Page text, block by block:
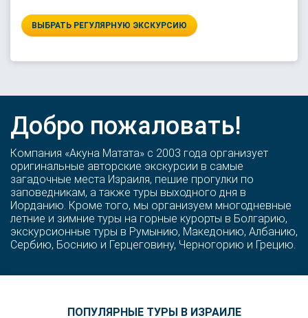
ВЫБРАТЬ РЕГУЛЯРНУЮ ЭКСКУРСИЮ
Добро пожаловать!
Компания «Акуна Матата» с 2003 года организует
оригинальные авторские экскурсии в самые
загадочные места Израиля, пешие прогулки по
заповедникам, а также туры выходного дня в
Иорданию. Кроме того, мы организуем многодневные
летние и зимние туры на горные курорты в Болгарию,
экскурсионные туры в Румынию, Македонию, Албанию,
Сербию, Боснию и Герцеговину, Черногорию и Грецию.
ПОПУЛЯРНЫЕ ТУРЫ В ИЗРАИЛЕ